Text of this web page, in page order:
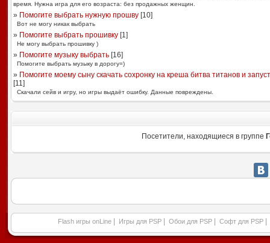
время. Нужна игра для его возраста: без продажных женщин.
» Помогите выбрать нужную прошву[10]
Вот не могу никак выбрать
» Помогите выбрать прошивку[1]
Не могу выбрать прошивку )
» Помогите музыку выбрать[16]
Помогите выбрать музыку в дорогу=)
» Помогите моему сыну скачать сохронку на креша битва титанов и
[11]
Скачали сейв и игру, но игры выдаёт ошибку. Данные повреждены.
Посетители, находящиеся в группе
Flash игры onLine Игры для PSP Обои для PSP Софт для PSP